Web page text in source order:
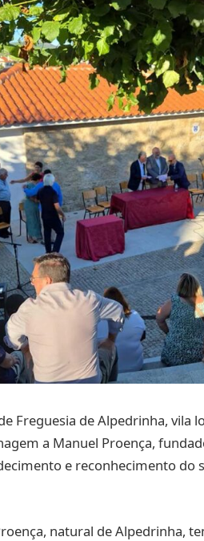
Freguesia de Alpedrinha, vila
a Manuel Proença,
e reconhecimento do
natural de Alpedrinha,